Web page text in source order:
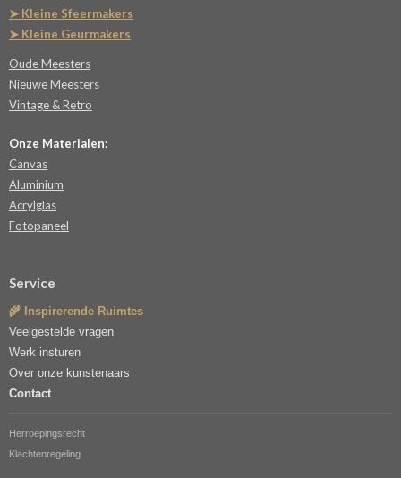
➤ Kleine Sfeermakers
➤ Kleine Geurmakers
Oude Meesters
Nieuwe Meesters
Vintage & Retro
Onze Materialen:
Canvas
Aluminium
Acrylglas
Fotopaneel
Service
🌾 Inspirerende Ruimtes
Veelgestelde vragen
Werk insturen
Over onze kunstenaars
Contact
Herroepingsrecht
Klachtenregeling